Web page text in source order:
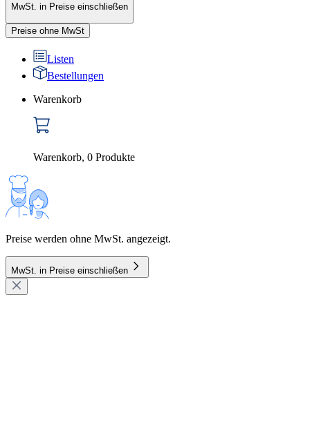
MwSt. in Preise einschließen
Preise ohne MwSt
Listen
Bestellungen
Warenkorb
Warenkorb, 0 Produkte
Preise werden ohne MwSt. angezeigt.
MwSt. in Preise einschließen